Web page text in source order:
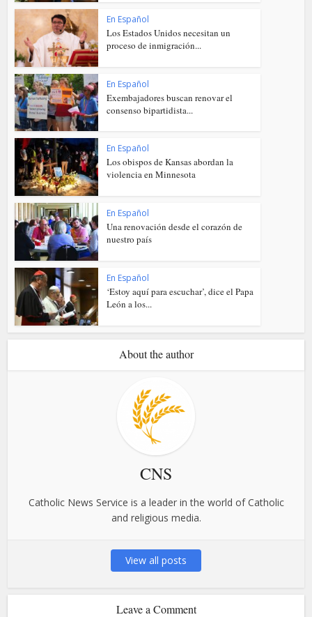
En Español
Los Estados Unidos necesitan un
proceso de inmigración...
En Español
Exembajadores buscan renovar el
consenso bipartidista...
En Español
Los obispos de Kansas abordan la
violencia en Minnesota
En Español
Una renovación desde el corazón de
nuestro país
En Español
‘Estoy aquí para escuchar’, dice el Papa
León a los...
About the author
CNS
Catholic News Service is a leader in the world of Catholic
and religious media.
View all posts
Leave a Comment